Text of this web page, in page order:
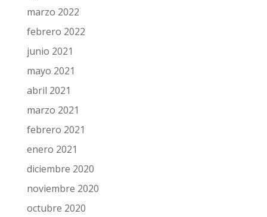
marzo 2022
febrero 2022
junio 2021
mayo 2021
abril 2021
marzo 2021
febrero 2021
enero 2021
diciembre 2020
noviembre 2020
octubre 2020